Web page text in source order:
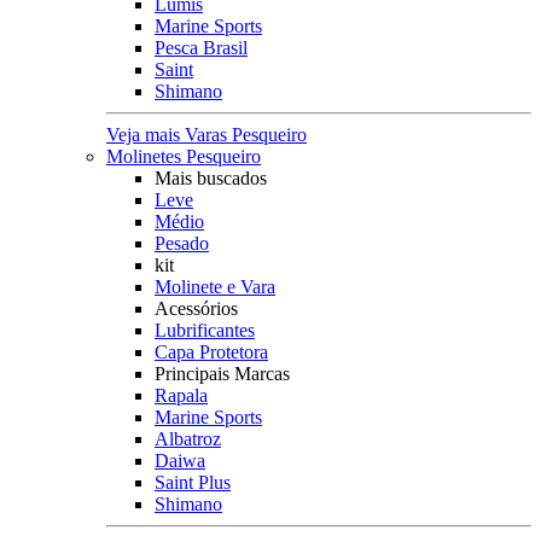
Lumis
Marine Sports
Pesca Brasil
Saint
Shimano
Veja mais Varas Pesqueiro
Molinetes Pesqueiro
Mais buscados
Leve
Médio
Pesado
kit
Molinete e Vara
Acessórios
Lubrificantes
Capa Protetora
Principais Marcas
Rapala
Marine Sports
Albatroz
Daiwa
Saint Plus
Shimano